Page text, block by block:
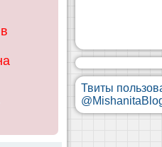
Твиты